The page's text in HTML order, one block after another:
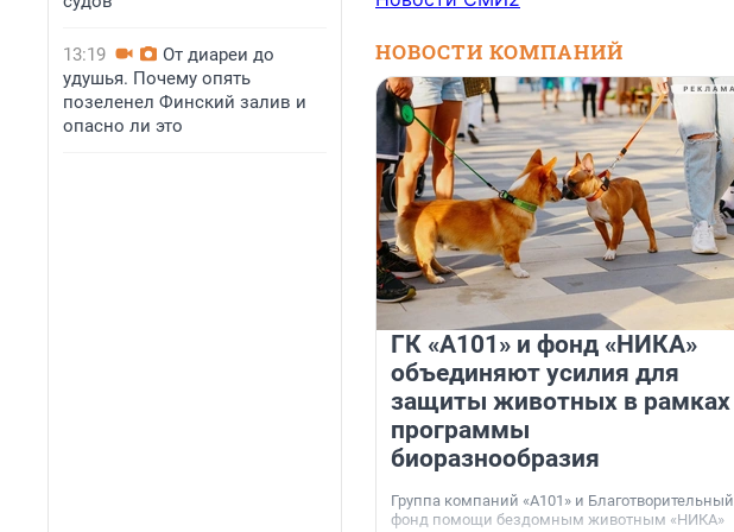
13:19
От диареи до
удушья. Почему опять
позеленел Финский залив и
опасно ли это
НОВОСТИ КОМПАНИЙ
ГК «А101» и фонд «НИКА»
объединяют усилия для
защиты животных в рамках
программы
биоразнообразия
Группа компаний «А101» и Благотворительный
фонд помощи бездомным животным «НИКА»